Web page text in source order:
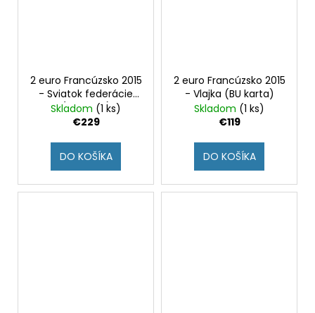
2 euro Francúzsko 2015
- Sviatok federácie
(BU karta)
Skladom (1 ks)
€229
DO KOŠÍKA
2 euro Francúzsko 2015
- Vlajka (BU karta)
Skladom (1 ks)
€119
DO KOŠÍKA